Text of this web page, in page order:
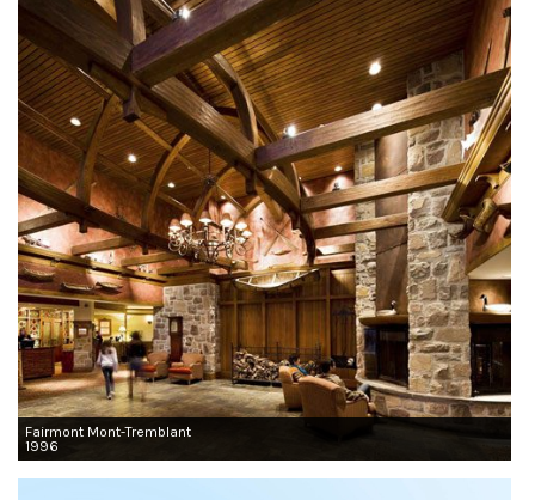
Fairmont Mont-Tremblant
1996